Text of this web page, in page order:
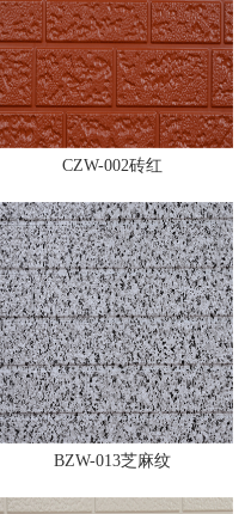
CZW-002砖红
BZW-013芝麻纹